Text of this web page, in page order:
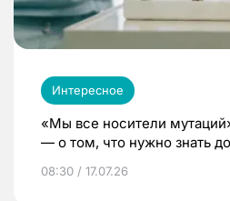
Интересное
«Мы все носители
— о том, что нужно знать
08:30 / 17.07.26